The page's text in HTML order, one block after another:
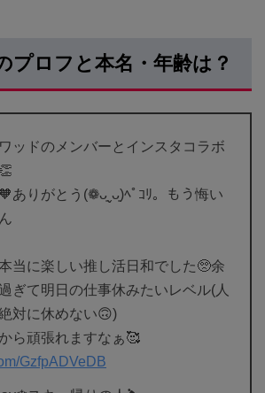
プロフと本名・年齢は？
ッドのメンバーとインスタコラボ
ありがとう(❁ᴗ͈ˬᴗ͈)ﾍﾟｺﾘ。もう悔い
当に楽しい推し活日和でした🥺余
ぎて明日の仕事休みたいレベル(人
対に休めない🙃)
ら頑張れますなぁ🥰
GzfpADVeDB